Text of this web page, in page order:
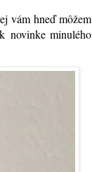
vám hneď môžem
novinke minulého